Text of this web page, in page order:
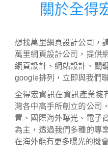
關於全得
想找萬里網頁設計公司，
萬里網頁設計公司，提供
網頁設計、網站設計、關
google排列，立即與我們
全得宏資訊在資訊產業擁
灣各中高手所創立的公司
置、國際海外曝光、電子
為主，透過我們多種的專
在海外能有更多曝光的機